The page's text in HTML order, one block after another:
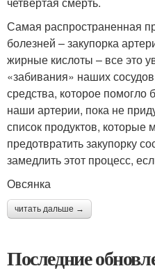
Самая распространенная
болезней – закупорка
жирные кислоты – все это
«забивания» наших
средства, которое помогло
наши артерии, пока не
список продуктов, которые
предотвратить закупорку
замедлить этот процесс,
Овсянка
читать дальше →
Последние